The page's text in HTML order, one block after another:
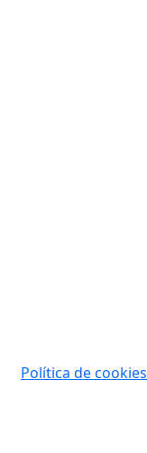
Política de cookies